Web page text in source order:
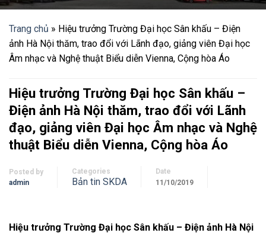
Trang chủ » Hiệu trưởng Trường Đại học Sân khấu – Điện
ảnh Hà Nội thăm, trao đổi với Lãnh đạo, giảng viên Đại học
Âm nhạc và Nghệ thuật Biểu diễn Vienna, Cộng hòa Áo
Hiệu trưởng Trường Đại học Sân khấu –
Điện ảnh Hà Nội thăm, trao đổi với Lãnh
đạo, giảng viên Đại học Âm nhạc và Nghệ
thuật Biểu diễn Vienna, Cộng hòa Áo
Posted by
admin
Categories
Bản tin SKDA
Date
11/10/2019
Hiệu trưởng Trường Đại học Sân khấu – Điện ảnh Hà Nội